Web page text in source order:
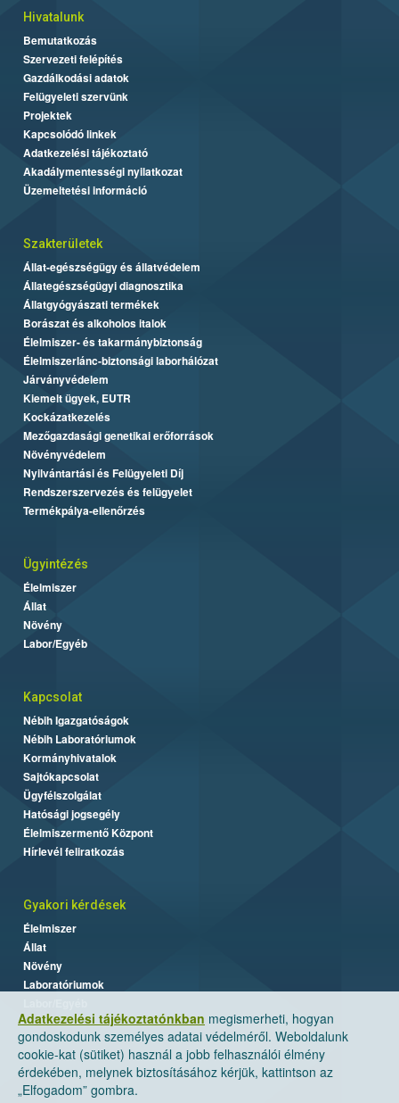
Adatkezelési tájékoztatónkban megismerheti, hogyan
gondoskodunk személyes adatai védelméről. Weboldalunk
cookie-kat (sütiket) használ a jobb felhasználói élmény
érdekében, melynek biztosításához kérjük, kattintson az
„Elfogadom” gombra.
Hivatalunk
Bemutatkozás
Szervezeti felépítés
Gazdálkodási adatok
Felügyeleti szervünk
Projektek
Kapcsolódó linkek
Adatkezelési tájékoztató
Akadálymentességi nyilatkozat
Üzemeltetési információ
Szakterületek
Állat-egészségügy és állatvédelem
Állategészségügyi diagnosztika
Állatgyógyászati termékek
Borászat és alkoholos italok
Élelmiszer- és takarmánybiztonság
Élelmiszerlánc-biztonsági laborhálózat
Járványvédelem
Kiemelt ügyek, EUTR
Kockázatkezelés
Mezőgazdasági genetikai erőforrások
Növényvédelem
Nyilvántartási és Felügyeleti Díj
Rendszerszervezés és felügyelet
Termékpálya-ellenőrzés
Ügyintézés
Élelmiszer
Állat
Növény
Labor/Egyéb
Kapcsolat
Nébih Igazgatóságok
Nébih Laboratóriumok
Kormányhivatalok
Sajtókapcsolat
Ügyfélszolgálat
Hatósági jogsegély
Élelmiszermentő Központ
Hírlevél feliratkozás
Gyakori kérdések
Élelmiszer
Állat
Növény
Laboratóriumok